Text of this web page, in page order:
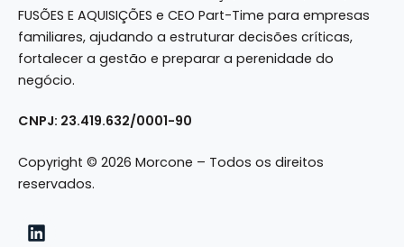
FUSÕES E AQUISIÇÕES e CEO Part-Time para empresas
familiares, ajudando a estruturar decisões críticas,
fortalecer a gestão e preparar a perenidade do
negócio.
CNPJ: 23.419.632/0001-90
Copyright © 2026 Morcone – Todos os direitos
reservados.